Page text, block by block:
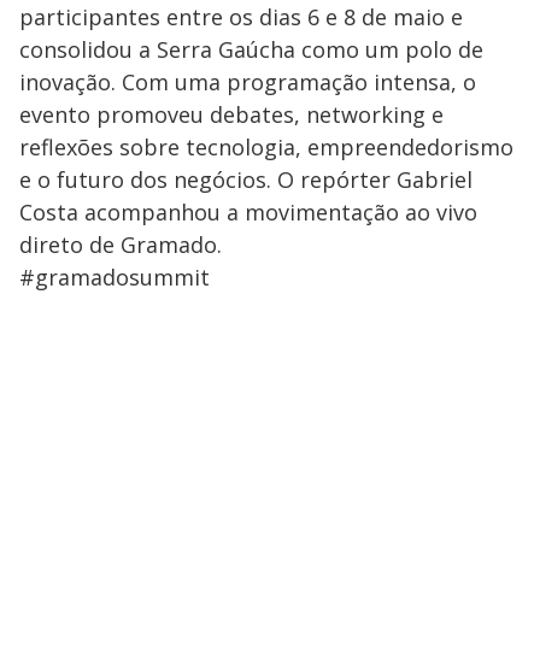
participantes entre os dias 6 e 8 de maio e
consolidou a Serra Gaúcha como um polo de
inovação. Com uma programação intensa, o
evento promoveu debates, networking e
reflexões sobre tecnologia, empreendedorismo
e o futuro dos negócios. O repórter Gabriel
Costa acompanhou a movimentação ao vivo
direto de Gramado.
#gramadosummit